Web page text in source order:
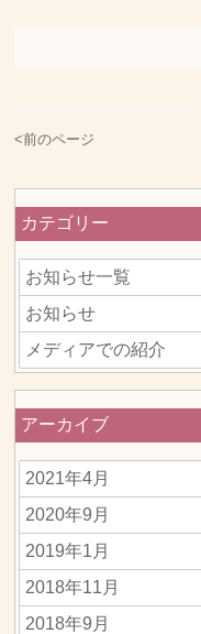
<前のページ
カテゴリー
お知らせ一覧
お知らせ
メディアでの紹介
アーカイブ
2021年4月
2020年9月
2019年1月
2018年11月
2018年9月